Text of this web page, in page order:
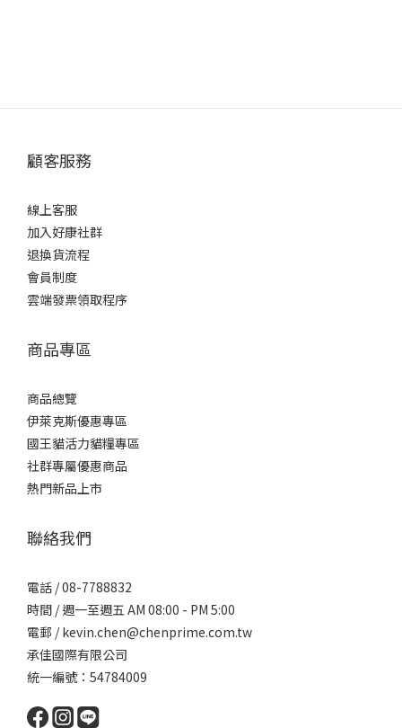
顧客服務
線上客服
加入好康社群
退換貨流程
會員制度
雲端發票領取程序
商品專區
商品總覽
伊萊克斯優惠專區
國王貓活力貓糧專區
社群專屬優惠商品
熱門新品上市
聯絡我們
電話 / 08-7788832
時間 / 週一至週五 AM 08:00 - PM 5:00
電郵 / kevin.chen@chenprime.com.tw
承佳國際有限公司
統一編號：54784009